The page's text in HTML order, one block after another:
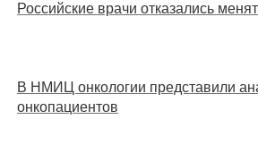
Российские врачи отказались
В НМИЦ онкологии представили
онкопациентов